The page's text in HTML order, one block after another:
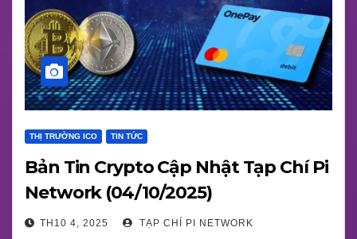
THỊ TRƯỜNG ICO TIN TỨC
Bản Tin Crypto Cập Nhật Tạp Chí Pi
Network (04/10/2025)
TH10 4, 2025 TẠP CHÍ PI NETWORK